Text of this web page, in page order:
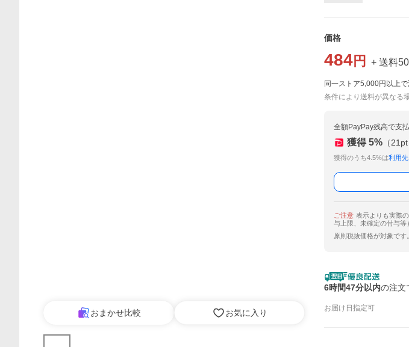
おまかせ比較 お気に入り
価格
484円 + 送料
同一ストア5,000円以上で
条件により送料が異なる
全額PayPay残高で支
獲得 5% （21 pt
獲得のうち4.5%は利用
ご注意 表示よりも実際
与上限、未確定の付与等）
原則税抜価格が対象です
6時間47分以内の注文
お届け日指定可